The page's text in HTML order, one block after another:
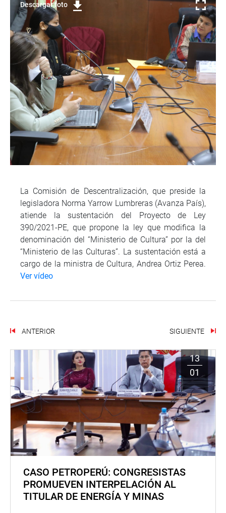
Descargar foto
La Comisión de Descentralización, que preside la
legisladora Norma Yarrow Lumbreras (Avanza País),
atiende la sustentación del Proyecto de Ley
390/2021-PE, que propone la ley que modifica la
denominación del “Ministerio de Cultura” por la del
“Ministerio de las Culturas”. La sustentación está a
cargo de la ministra de Cultura, Andrea Ortiz Perea.
Ver vídeo
ANTERIOR SIGUIENTE
13
01
CASO PETROPERÚ: CONGRESISTAS
PROMUEVEN INTERPELACIÓN AL
TITULAR DE ENERGÍA Y MINAS